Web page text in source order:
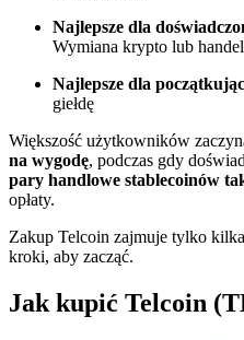
Ciesz się podziałem
transakcji
Informacja
Analiza Big Data, w tym
Najlepsze dla
Wymiana krypto lub
Najlepsze dla
giełdę
Większość użytkowników
na wygodę, podczas gdy
pary handlowe stablecoinów
opłaty.
Zakup Telcoin zajmuje tylko
kroki, aby zacząć.
Jak kupić Telcoin